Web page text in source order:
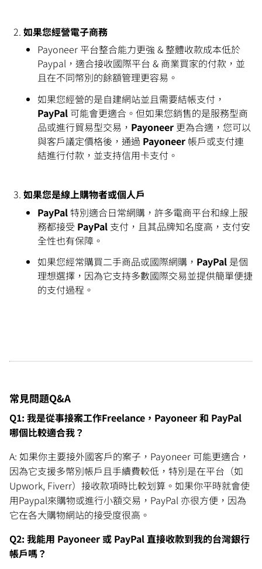
如果您經營電子商務
Payoneer 平台整合能力更強 & 整體收款成本低於
Paypal，適合接收國際平台 & 商業買家的付款，並
且在不同幣別的餘額管理更容易。
如果您經營的是自建網站並且需要結帳支付，
PayPal 可能會更適合。但如果您銷售的是服務型商
品或進行貿易型交易， Payoneer 更為合適，您可以
與客戶議定價格後，通過 Payoneer 帳戶或支付連
結進行付款，並支持信用卡支付。
如果您是線上購物者或個人戶
PayPal特別適合日常網購，許多電商平台和線上服
務都接受 PayPal 支付，且其品牌知名度高，支付安
全性也有保障。
如果您經常購買二手商品或國際網購， PayPal 是個
理想選擇，因為它支持多數國際交易並提供簡單便捷
的支付過程。
常見問題Q&A
Q1: 我是從事接案工作Freelance，Payoneer 和 PayPal
哪個比較適合我？
A: 如果你主要接外國客戶的案子，Payoneer 可能更適合，
因為它支援多幣別帳戶且手續費較低，特別是在平台（如
Upwork, Fiverr）接收款項時比較划算。如果你平時就會使
用Paypal來購物或進行小額交易，PayPal 亦很方便，因為
它在各大購物網站的接受度很高。
Q2: 我能用 Payoneer 或 PayPal 直接收款到我的台灣銀行
帳戶嗎？